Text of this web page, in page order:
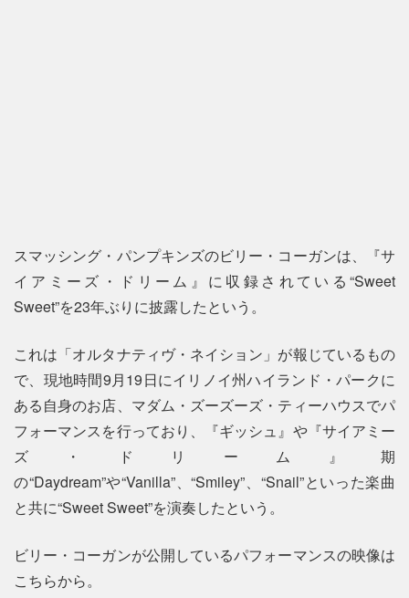
スマッシング・パンプキンズのビリー・コーガンは、『サ
イアミーズ・ドリーム』に収録されている“Sweet
Sweet”を23年ぶりに披露したという。
これは「オルタナティヴ・ネイション」が報じているもの
で、現地時間9月19日にイリノイ州ハイランド・パークに
ある自身のお店、マダム・ズーズーズ・ティーハウスでパ
フォーマンスを行っており、『ギッシュ』や『サイアミー
ズ・ドリーム』期
の“Daydream”や“Vanilla”、“Smiley”、“Snail”といった楽曲
と共に“Sweet Sweet”を演奏したという。
ビリー・コーガンが公開しているパフォーマンスの映像は
こちらから。